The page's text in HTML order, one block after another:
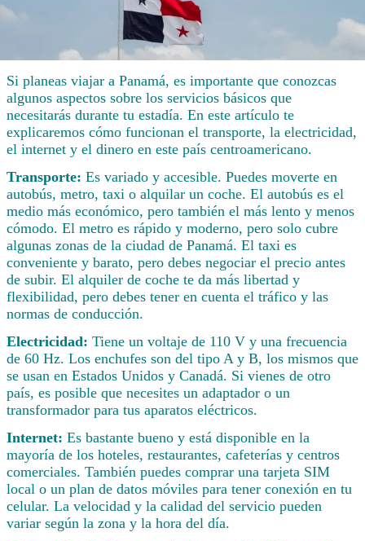
Si planeas viajar a Panamá, es importante que conozcas
algunos aspectos sobre los servicios básicos que
necesitarás durante tu estadía. En este artículo te
explicaremos cómo funcionan el transporte, la electricidad,
el internet y el dinero en este país centroamericano.
Transporte: Es variado y accesible. Puedes moverte en
autobús, metro, taxi o alquilar un coche. El autobús es el
medio más económico, pero también el más lento y menos
cómodo. El metro es rápido y moderno, pero solo cubre
algunas zonas de la ciudad de Panamá. El taxi es
conveniente y barato, pero debes negociar el precio antes
de subir. El alquiler de coche te da más libertad y
flexibilidad, pero debes tener en cuenta el tráfico y las
normas de conducción.
Electricidad: Tiene un voltaje de 110 V y una frecuencia
de 60 Hz. Los enchufes son del tipo A y B, los mismos que
se usan en Estados Unidos y Canadá. Si vienes de otro
país, es posible que necesites un adaptador o un
transformador para tus aparatos eléctricos.
Internet: Es bastante bueno y está disponible en la
mayoría de los hoteles, restaurantes, cafeterías y centros
comerciales. También puedes comprar una tarjeta SIM
local o un plan de datos móviles para tener conexión en tu
celular. La velocidad y la calidad del servicio pueden
variar según la zona y la hora del día.